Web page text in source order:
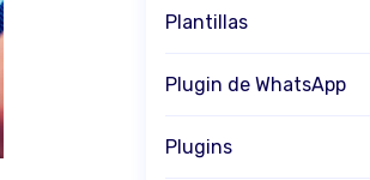
Plantillas
Plugin de WhatsApp
Plugins